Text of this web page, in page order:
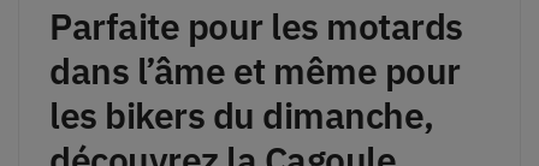
Parfaite pour les motards
dans l’âme et même pour
les bikers du dimanche,